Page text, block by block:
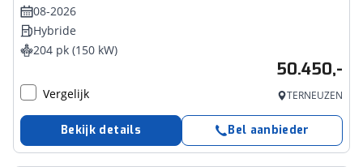
08-2026
Hybride
204 pk (150 kW)
50.450,-
Vergelijk TERNEUZEN
Bekijk details Bel aanbieder